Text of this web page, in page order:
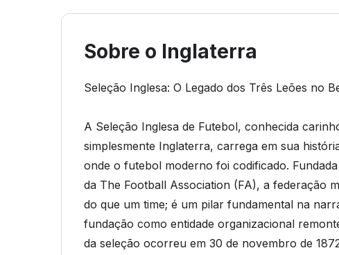
Sobre o Inglaterra
Seleção Inglesa: O Legado dos Três Leões no
A Seleção Inglesa de Futebol, conhecida
simplesmente Inglaterra, carrega em sua
onde o futebol moderno foi codificado.
da The Football Association (FA), a federação
do que um time; é um pilar fundamental na
fundação como entidade organizacional
da seleção ocorreu em 30 de novembro de